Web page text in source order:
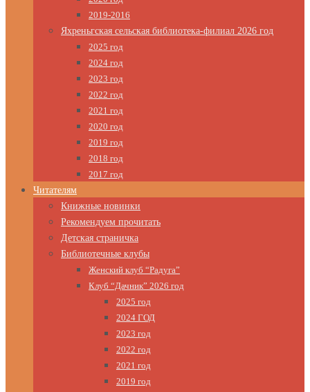
2019-2016
Яхреньгская сельская библиотека-филиал 2026 год
2025 год
2024 год
2023 год
2022 год
2021 год
2020 год
2019 год
2018 год
2017 год
Читателям
Книжные новинки
Рекомендуем прочитать
Детская страничка
Библиотечные клубы
Женский клуб “Радуга”
Клуб “Дачник” 2026 год
2025 год
2024 ГОД
2023 год
2022 год
2021 год
2019 год